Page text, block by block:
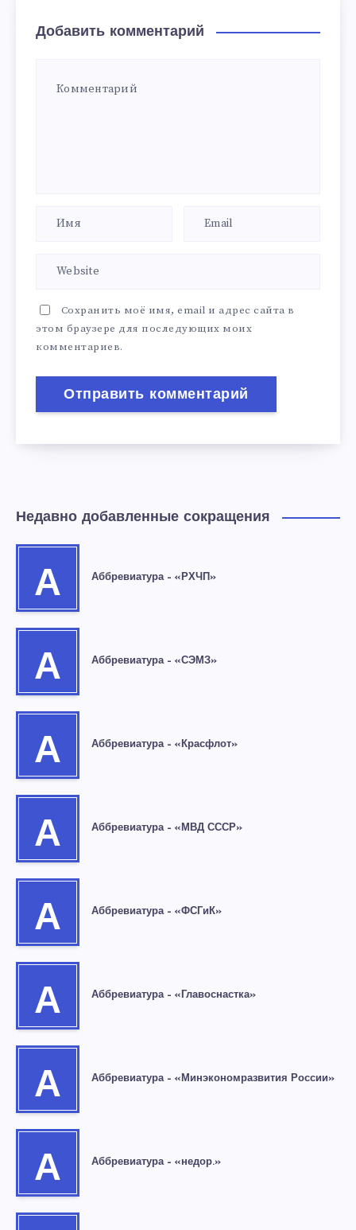
Добавить комментарий
Сохранить моё имя, email и адрес сайта в
этом браузере для последующих моих
комментариев.
Недавно добавленные сокращения
А Аббревиатура – «РХЧП»
А Аббревиатура – «СЭМЗ»
А Аббревиатура – «Красфлот»
А Аббревиатура – «МВД СССР»
А Аббревиатура – «ФСГиК»
А Аббревиатура – «Главоснастка»
А Аббревиатура – «Минэкономразвития России»
А Аббревиатура – «недор.»